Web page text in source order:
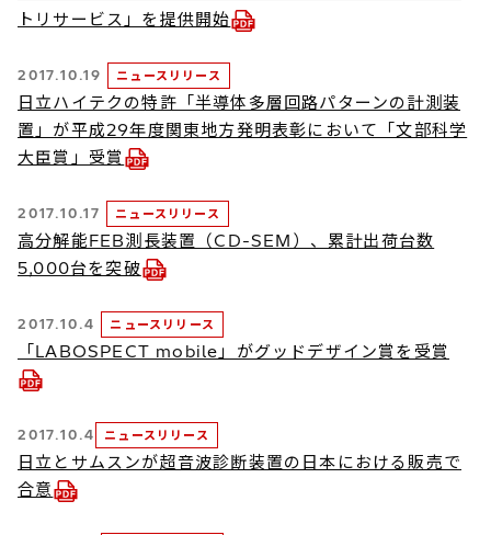
トリサービス」を提供開始
2017.10.19 ニュースリリース
日立ハイテクの特許「半導体多層回路パターンの計測装
置」が平成29年度関東地方発明表彰において「文部科学
大臣賞」受賞
2017.10.17 ニュースリリース
高分解能FEB測長装置（CD-SEM）、累計出荷台数
5,000台を突破
2017.10.4 ニュースリリース
「LABOSPECT mobile」がグッドデザイン賞を受賞
2017.10.4 ニュースリリース
日立とサムスンが超音波診断装置の日本における販売で
合意